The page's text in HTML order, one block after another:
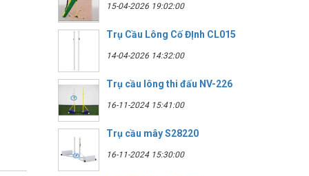
15-04-2026 19:02:00
Trụ Cầu Lông Cố ĐỊnh CL015
14-04-2026 14:32:00
Trụ cầu lông thi đấu NV-226
16-11-2024 15:41:00
Trụ cầu mây S28220
16-11-2024 15:30:00